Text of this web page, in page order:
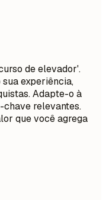
de elevador'.
experiência,
Adapte-o à
chave relevantes.
que você agrega